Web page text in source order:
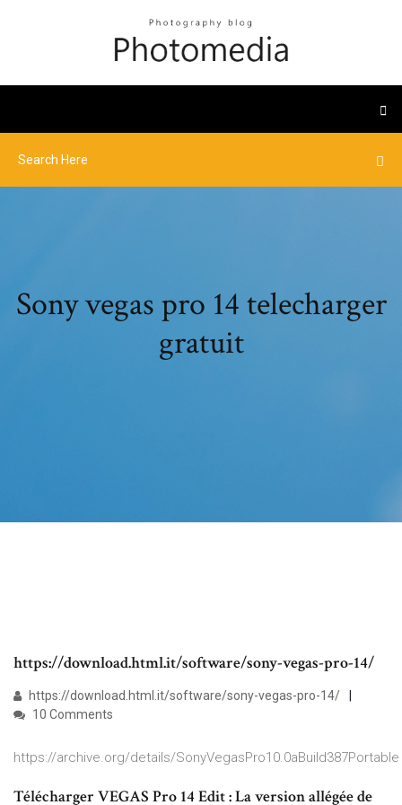
Sony vegas pro 14 telecharger
gratuit
https://download.html.it/software/sony-vegas-pro-14/
https://download.html.it/software/sony-vegas-pro-14/
10 Comments
https://archive.org/details/SonyVegasPro10.0aBuild387Portable
Télécharger VEGAS Pro 14 Edit : La version allégée de